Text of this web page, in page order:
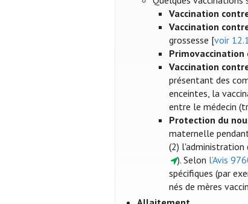
Vaccination
Vaccination
grossesse [voir
Vaccination
présentant des
enceintes, la
entre le médecin
Protection du
maternelle
(2) l'administration
). Selon l’Avis
spécifiques (par
nés de mères